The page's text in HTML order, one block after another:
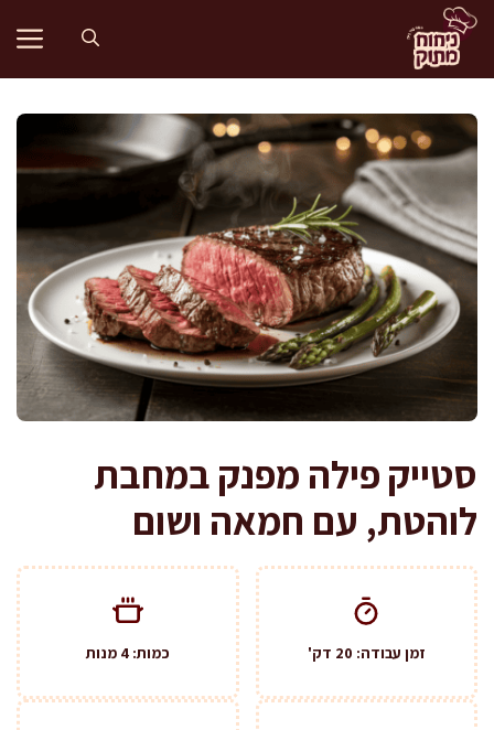
לדלג
לתוכן
סטייק פילה מפנק במחבת
לוהטת, עם חמאה ושום
זמן עבודה: 20 דק' כמות: 4 מנות